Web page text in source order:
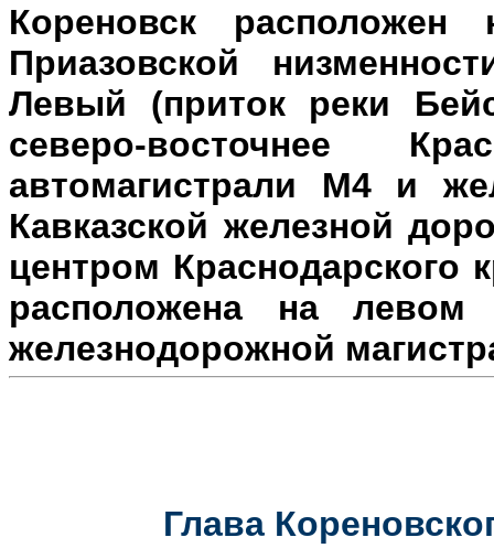
Кореновск
Приазовской
Левый (приток реки
северо-восточнее
автомагистрали М4 и
Кавказской железной
центром Краснодарского
расположена на левом
железнодорожной
Глава